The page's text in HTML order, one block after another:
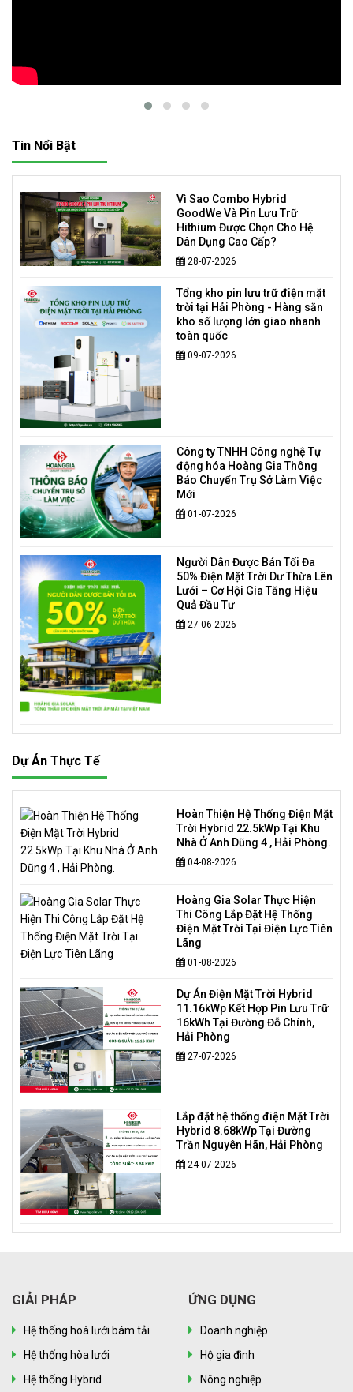
Tin Nổi Bật
Vì Sao Combo Hybrid
GoodWe Và Pin Lưu Trữ
Hithium Được Chọn Cho Hệ
Dân Dụng Cao Cấp?
28-07-2026
Tổng kho pin lưu trữ điện mặt
trời tại Hải Phòng - Hàng sẵn
kho số lượng lớn giao nhanh
toàn quốc
09-07-2026
Công ty TNHH Công nghệ Tự
động hóa Hoàng Gia Thông
Báo Chuyển Trụ Sở Làm Việc
Mới
01-07-2026
Người Dân Được Bán Tối Đa
50% Điện Mặt Trời Dư Thừa Lên
Lưới – Cơ Hội Gia Tăng Hiệu
Quả Đầu Tư
27-06-2026
Dự Án Thực Tế
Hoàn Thiện Hệ Thống Điện Mặt
Trời Hybrid 22.5kWp Tại Khu
Nhà Ở Anh Dũng 4 , Hải Phòng.
04-08-2026
Hoàng Gia Solar Thực Hiện
Thi Công Lắp Đặt Hệ Thống
Điện Mặt Trời Tại Điện Lực Tiên
Lãng
01-08-2026
Dự Án Điện Mặt Trời Hybrid
11.16kWp Kết Hợp Pin Lưu Trữ
16kWh Tại Đường Đỗ Chính,
Hải Phòng
27-07-2026
Lắp đặt hệ thống điện Mặt Trời
Hybrid 8.68kWp Tại Đường
Trần Nguyên Hãn, Hải Phòng
24-07-2026
GIẢI PHÁP
Hệ thống hoà lưới bám tải
Hệ thống hòa lưới
Hệ thống Hybrid
ỨNG DỤNG
Doanh nghiệp
Hộ gia đình
Nông nghiệp